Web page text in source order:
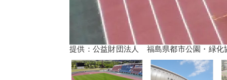
提供：公益財団法人 福島県都市公園・緑化